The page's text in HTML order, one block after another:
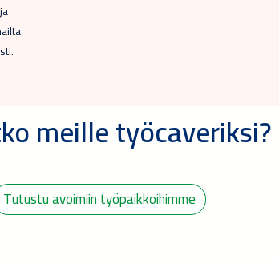
meille työcaveriksi?
Tutustu avoimiin työpaikkoihimme